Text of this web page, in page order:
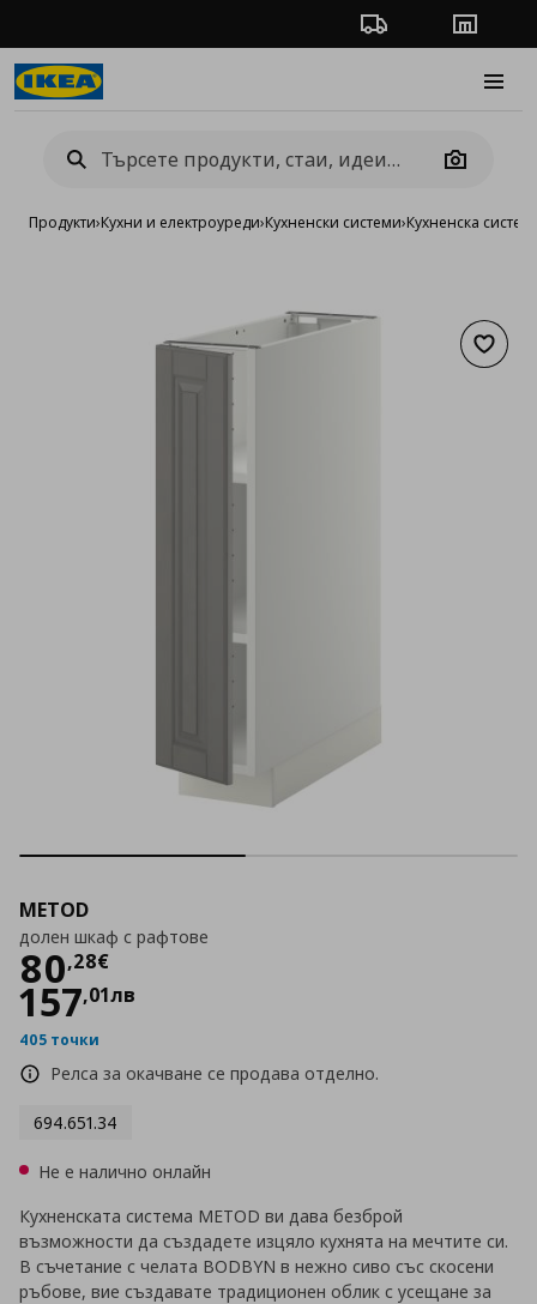
Проследяване на
Camera
Продукти›Кухни и електроуреди›Кухненски системи›Кухненска
METOD
долен шкаф с рафтове
80,28€
Цена
157,01лв
405 точки
Релса за окачване се продава отделно.
694.651.34
Не е налично онлайн
Кухненската система METOD ви дава безброй
възможности да създадете изцяло кухнята на мечтите си.
В съчетание с челата BODBYN в нежно сиво със скосени
ръбове, вие създавате традиционен облик с усещане за